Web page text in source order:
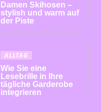
Damen Skihosen –
stylish und warm auf
der Piste
ALLTAG
Wie Sie eine
Lesebrille in Ihre
tägliche Garderobe
integrieren